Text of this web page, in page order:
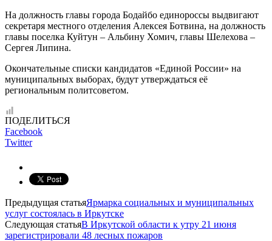
На должность главы города Бодайбо единороссы выдвигают
секретаря местного отделения Алексея Ботвина, на должность
главы поселка Куйтун – Альбину Хомич, главы Шелехова –
Сергея Липина.
Окончательные списки кандидатов «Единой России» на
муниципальных выборах, будут утверждаться её
региональным политсоветом.
ПОДЕЛИТЬСЯ
Facebook
Twitter
Предыдущая статьяЯрмарка социальных и муниципальных
услуг состоялась в Иркутске
Следующая статьяВ Иркутской области к утру 21 июня
зарегистрировали 48 лесных пожаров